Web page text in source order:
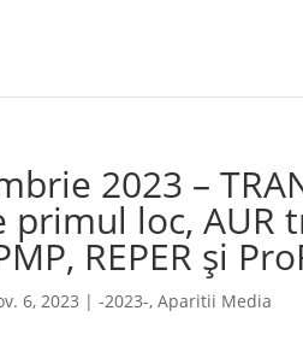
2023 –
primul loc, AUR
REPER și
6, 2023 |-2023-,Aparitii Media